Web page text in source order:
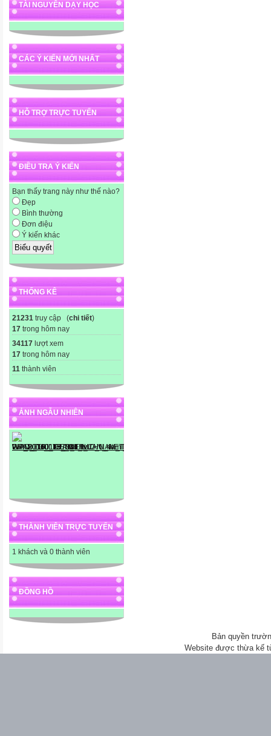
TÀI NGUYÊN DẠY HỌC
CÁC Ý KIẾN MỚI NHẤT
HỖ TRỢ TRỰC TUYẾN
ĐIỀU TRA Ý KIẾN
Bạn thấy trang này như thế nào?
Đẹp
Bình thường
Đơn điệu
Ý kiến khác
THỐNG KÊ
21231 truy cập (chi tiết)
17 trong hôm nay
34117 lượt xem
17 trong hôm nay
11 thành viên
ẢNH NGẪU NHIÊN
THÀNH VIÊN TRỰC TUYẾN
1 khách và 0 thành viên
ĐỒNG HỒ
Bản quyền
Website được thừa kế